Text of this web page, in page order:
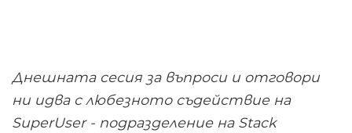
Днешната сесия за въпроси и отговори
ни идва с любезното съдействие на
SuperUser - подразделение на Stack